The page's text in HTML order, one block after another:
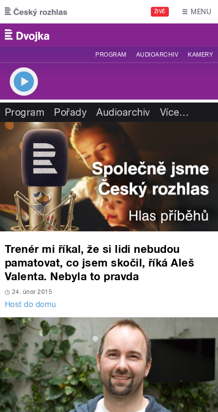
Přejít k hlavnímu obsahu
ŽIVĚ MENU
PROGRAM AUDIOARCHIV KAMERY
Program Pořady Audioarchiv Více…
Trenér mi říkal, že si lidi nebudou
pamatovat, co jsem skočil, říká Aleš
Valenta. Nebyla to pravda
24. únor 2015
Host do domu